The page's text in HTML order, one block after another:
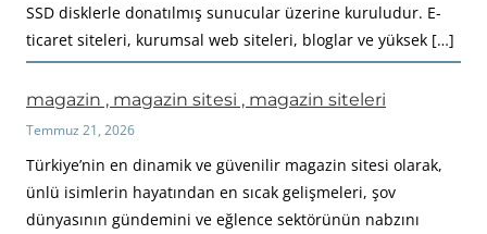
SSD disklerle donatılmış sunucular üzerine kuruludur. E-
ticaret siteleri, kurumsal web siteleri, bloglar ve yüksek […]
magazin , magazin sitesi , magazin siteleri
Temmuz 21, 2026
Türkiye’nin en dinamik ve güvenilir magazin sitesi olarak,
ünlü isimlerin hayatından en sıcak gelişmeleri, şov
dünyasının gündemini ve eğlence sektörünün nabzını